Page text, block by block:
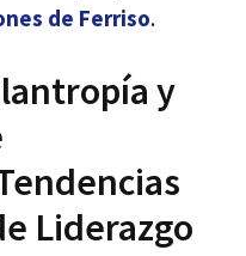
de Ferriso.
y
Liderazgo